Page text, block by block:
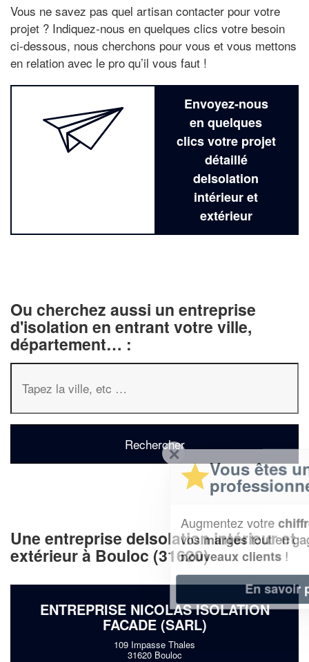
Vous ne savez pas quel artisan contacter pour votre
projet ? Indiquez-nous en quelques clics votre besoin
ci-dessous, nous cherchons pour vous et vous mettons
en relation avec le pro qu’il vous faut !
Envoyez-nous
en quelques
clics votre projet
détaillé
deIsolation
intérieur et
extérieur
Ou cherchez aussi un entreprise
d'isolation en entrant votre ville,
département… :
Une entreprise deIsolation intérieur et
extérieur à Bouloc (31620)
ENTREPRISE NICOLAS ISOLATION
FACADE (SARL)
109 Impasse Thales
31620 Bouloc
Vous êtes un
professionnel ?
Augmentez votrechiffre d'affaireset
vosmargestout en gagnant de
nouveaux clients!
En savoir plus